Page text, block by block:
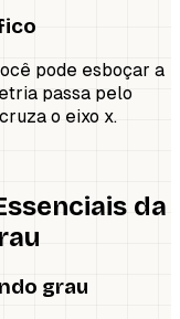
pode esboçar a
passa pelo
o eixo x.
da
grau